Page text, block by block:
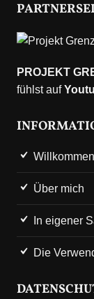
PROJEKT
fühlst auf
Über mich
In eigener
Die